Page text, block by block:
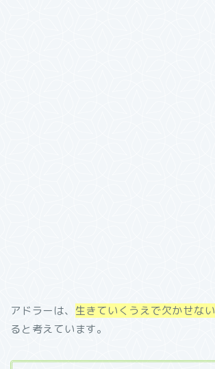
アドラーは、 生きていくうえで欠かせない
ると考えています。